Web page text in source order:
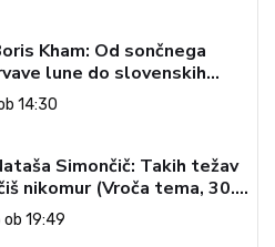
Kham: Od sončnega
lune do slovenskih
(Vroča tema, 2. 8.
14:30
Simončič: Takih težav
nikomur (Vroča tema, 30.
19:49